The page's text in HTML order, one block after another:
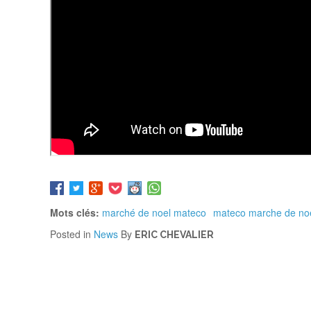
Mots clés: marché de noel mateco mateco marche de
Posted in News By ERIC CHEVALIER